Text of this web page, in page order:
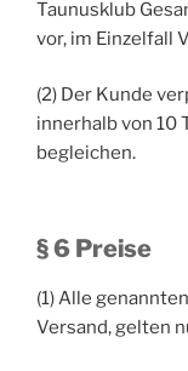
Taunusklub
vor, im Einzelfall
(2) Der Kunde
innerhalb von 10
begleichen.
§ 6 Preise
(1) Alle
Versand, gelten